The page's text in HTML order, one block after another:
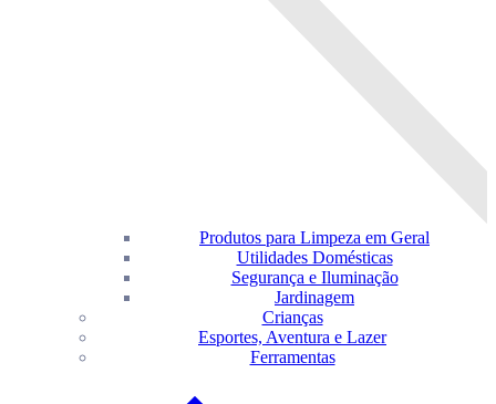
Produtos para Limpeza em Geral
Utilidades Domésticas
Segurança e Iluminação
Jardinagem
Crianças
Esportes, Aventura e Lazer
Ferramentas